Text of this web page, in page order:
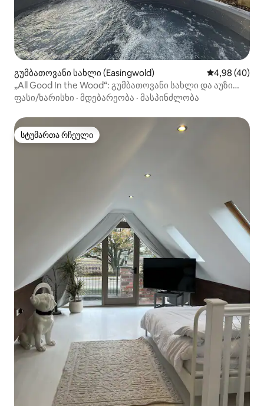
გუმბათოვანი სახლი (Easingwold) საშუალო
4,98 (40)
„All Good In the Wood“: გუმბათოვანი სახლი და აუზი
ჰიდრომასაჟით
ფასი/ხარისხი · მდებარეობა · მასპინძლობა
სტუმართა რჩეული
სტუმართა რჩეული